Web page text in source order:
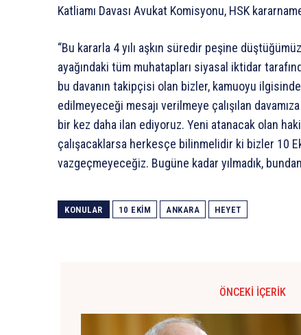
Katliamı Davası Avukat Komisyonu, HSK
“Bu kararla 4 yılı aşkın süredir peşine
ayağındaki tüm muhatapları siyasal iktidar
bu davanın takipçisi olan bizler, kamuoyu
edilmeyeceği mesajı verilmeye çalışılan
bir kez daha ilan ediyoruz. Yeni atanacak olan
çalışacaklarsa herkesçe bilinmelidir ki bizler 10
vazgeçmeyeceğiz. Bugüne kadar yılmadık,
KONULAR 10 EKIM ANKARA HEYET
ÖNCEKI İÇERIK